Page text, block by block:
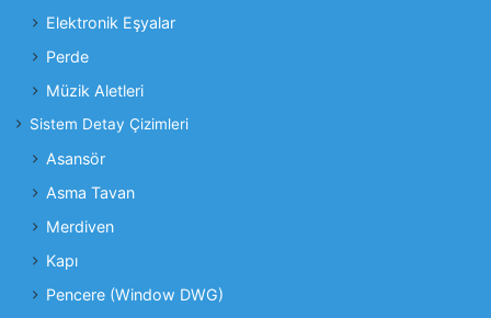
Elektronik Eşyalar
Perde
Müzik Aletleri
Sistem Detay Çizimleri
Asansör
Asma Tavan
Merdiven
Kapı
Pencere (Window DWG)